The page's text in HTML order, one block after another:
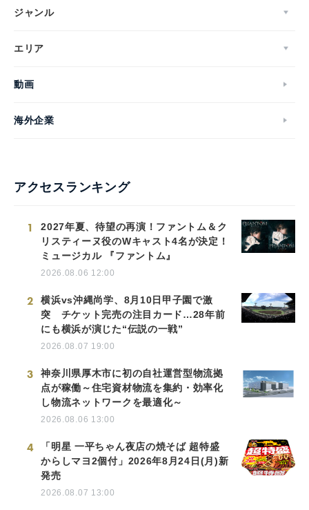
ジャンル
エリア
動画
海外企業
アクセスランキング
1
2027年夏、待望の再演！ファントム＆ク
リスティーヌ役のWキャスト4名が決定！
ミュージカル 『ファントム』
2026.08.06 12:00
2
横浜vs沖縄尚学、8月10日甲子園で激
突 チケット完売の注目カード…28年前
にも横浜が演じた“伝説の一戦”
2026.08.07 19:00
3
神奈川県厚木市に初の自社運営型物流拠
点が稼働～住宅資材物流を集約・効率化
し物流ネットワークを最適化～
2026.08.06 13:00
4
「明星 一平ちゃん夜店の焼そば 超特盛
からしマヨ2個付」2026年8月24日(月)新
発売
2026.08.07 13:00